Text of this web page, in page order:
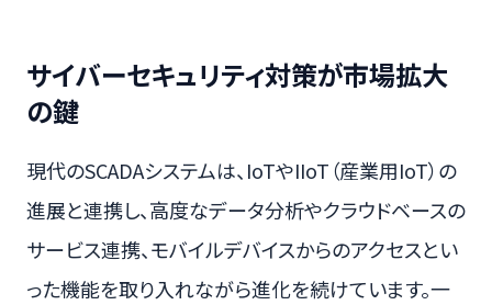
サイバーセキュリティ対策が市場拡大
の鍵
現代のSCADAシステムは、IoTやIIoT（産業用IoT）の
進展と連携し、高度なデータ分析やクラウドベースの
サービス連携、モバイルデバイスからのアクセスとい
った機能を取り入れながら進化を続けています。一